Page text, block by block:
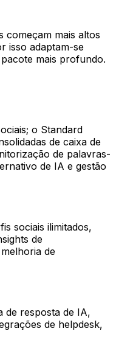
começam mais altos
isso adaptam-se
mais profundo.
o Standard
de caixa de
de palavras-
de IA e gestão
sociais ilimitados,
de
de
de resposta de IA,
de helpdesk,